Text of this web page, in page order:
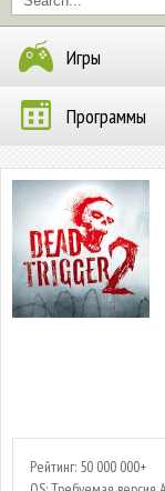
Игры
Программы
Рейтинг: 50 000 000+